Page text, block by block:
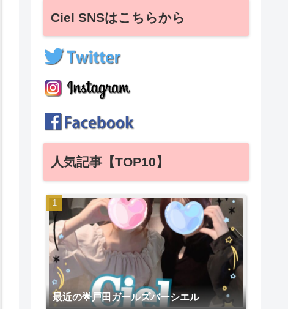
Ciel SNSはこちらから
人気記事【TOP10】
最近の🌟戸田ガールズバーシエル